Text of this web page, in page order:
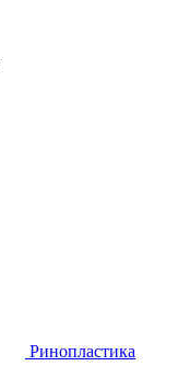
Ринопластика